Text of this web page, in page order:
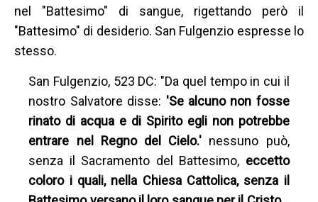
nel "Battesimo" di sangue, rigettando però il
"Battesimo" di desiderio. San Fulgenzio espresse lo
stesso.
San Fulgenzio, 523 DC: "Da quel tempo in cui il
nostro Salvatore disse: 'Se alcuno non fosse
rinato di acqua e di Spirito egli non potrebbe
entrare nel Regno del Cielo.' nessuno può,
senza il Sacramento del Battesimo, eccetto
coloro i quali, nella Chiesa Cattolica, senza il